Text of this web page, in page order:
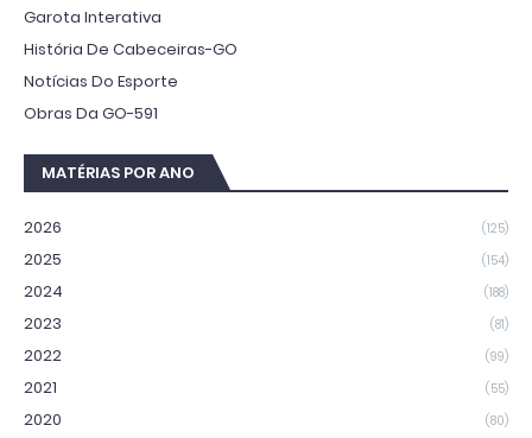
Garota Interativa
História De Cabeceiras-GO
Notícias Do Esporte
Obras Da GO-591
MATÉRIAS POR ANO
2026 (125)
2025 (154)
2024 (188)
2023 (81)
2022 (99)
2021 (55)
2020 (80)